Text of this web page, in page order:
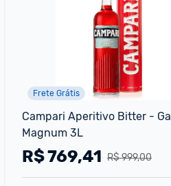
Frete Grátis
Campari Aperitivo Bitter -
Magnum 3L
R$ 999,00
R$769,41